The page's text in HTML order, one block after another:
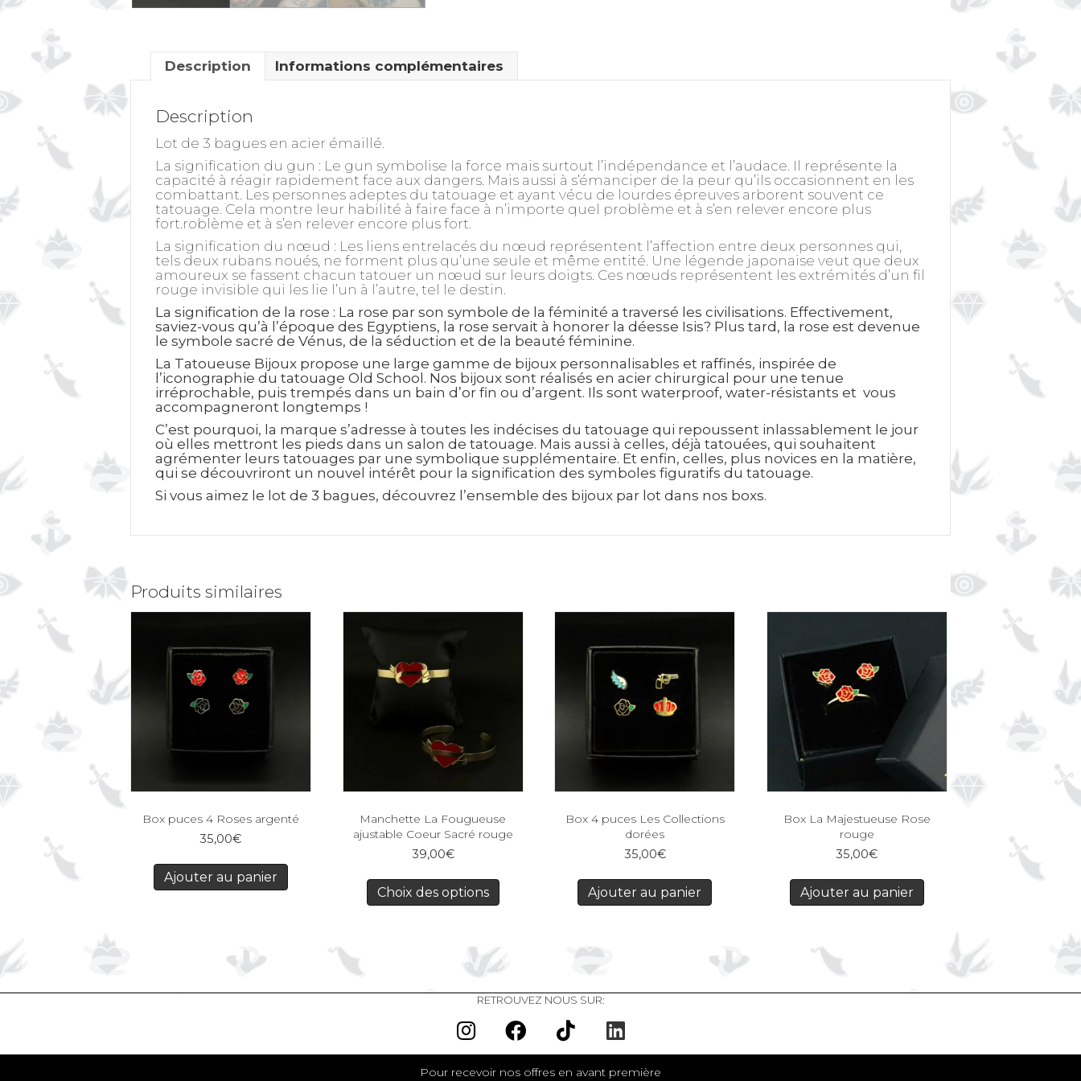
Description Informations complémentaires
Description
Lot de 3 bagues en acier émaillé.
La signification du gun : Le gun symbolise la force mais surtout l’indépendance et l’audace. Il représente la
capacité à réagir rapidement face aux dangers. Mais aussi à s’émanciper de la peur qu’ils occasionnent en les
combattant. Les personnes adeptes du tatouage et ayant vécu de lourdes épreuves arborent souvent ce
tatouage. Cela montre leur habilité à faire face à n’importe quel problème et à s’en relever encore plus
fort.roblème et à s’en relever encore plus fort.
La signification du nœud : Les liens entrelacés du nœud représentent l’affection entre deux personnes qui,
tels deux rubans noués, ne forment plus qu’une seule et même entité. Une légende japonaise veut que deux
amoureux se fassent chacun tatouer un nœud sur leurs doigts. Ces nœuds représentent les extrémités d’un fil
rouge invisible qui les lie l’un à l’autre, tel le destin.
La signification de la rose : La rose par son symbole de la féminité a traversé les civilisations. Effectivement,
saviez-vous qu’à l’époque des Egyptiens, la rose servait à honorer la déesse Isis? Plus tard, la rose est devenue
le symbole sacré de Vénus, de la séduction et de la beauté féminine.
La Tatoueuse Bijoux propose une large gamme de bijoux personnalisables et raffinés, inspirée de
l’iconographie du tatouage Old School. Nos bijoux sont réalisés en acier chirurgical pour une tenue
irréprochable, puis trempés dans un bain d’or fin ou d’argent. Ils sont waterproof, water-résistants et vous
accompagneront longtemps !
C’est pourquoi, la marque s’adresse à toutes les indécises du tatouage qui repoussent inlassablement le jour
où elles mettront les pieds dans un salon de tatouage. Mais aussi à celles, déjà tatouées, qui souhaitent
agrémenter leurs tatouages par une symbolique supplémentaire. Et enfin, celles, plus novices en la matière,
qui se découvriront un nouvel intérêt pour la signification des symboles figuratifs du tatouage.
Si vous aimez le lot de 3 bagues, découvrez l’ensemble des bijoux par lot dans nos boxs.
Produits similaires
Box puces 4 Roses argenté
35,00€
Ajouter au panier
Manchette La Fougueuse
ajustable Coeur Sacré rouge
39,00€
Choix des options
Box 4 puces Les Collections
dorées
35,00€
Ajouter au panier
Box La Majestueuse Rose
rouge
35,00€
Ajouter au panier
RETROUVEZ NOUS SUR:
Pour recevoir nos offres en avant première